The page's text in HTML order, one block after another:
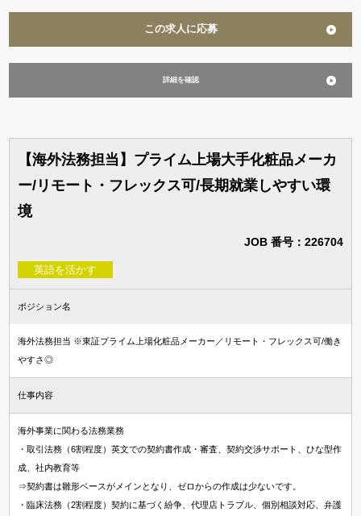
この求人に応募
詳細を確認
【海外法務担当】プライム上場大手化粧品メーカ
ー/リモート・フレックス可/長期就業しやすい環
境
JOB 番号：226704
英語を活かす
ポジション名
海外法務担当 ※東証プライム上場化粧品メーカー／リモート・フレックス可/働き
やすさ◎
仕事内容
海外事業に関わる法務業務
・取引法務（6割程度）英文での契約書作成・審査、契約交渉サポート、ひな型作
成、社内教育等
⇒契約書は雛形ベースがメインとなり、ゼロからの作成は少ないです。
・臨床法務（2割程度）契約に基づく紛争、代理店トラブル、個別相談対応、弁護